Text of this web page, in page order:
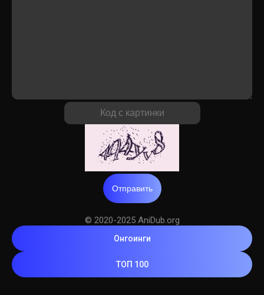
Отправить
© 2020-2025 AniDub.org
Онгоинги
ТОП 100